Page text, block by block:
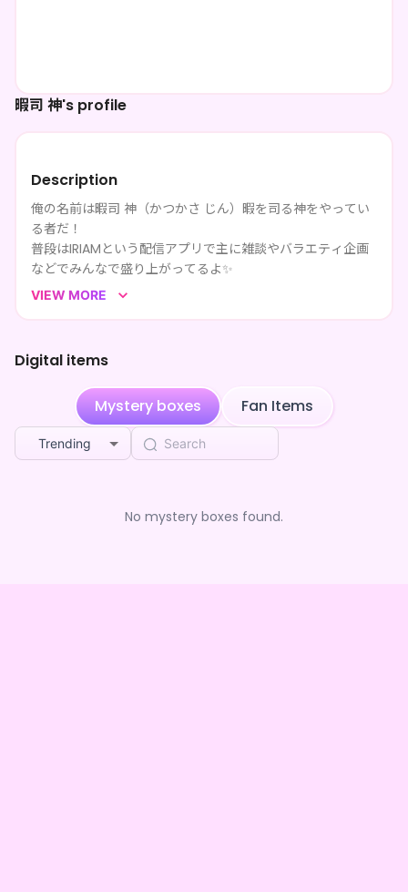
暇司 神's profile
Description
俺の名前は暇司 神（かつかさ じん）暇を司る神をやってい
る者だ！
普段はIRIAMという配信アプリで主に雑談やバラエティ企画
などでみんなで盛り上がってるよ✨
毎日配信してるからもしよかったら検索🔍してね✨
VIEW MORE
Digital items
Mystery boxes Fan Items
Trending
No mystery boxes found.